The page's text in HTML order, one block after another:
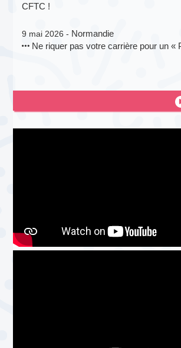
CFTC !
9 mai 2026 - Normandie
Ne riquer pas votre carrière pour un «